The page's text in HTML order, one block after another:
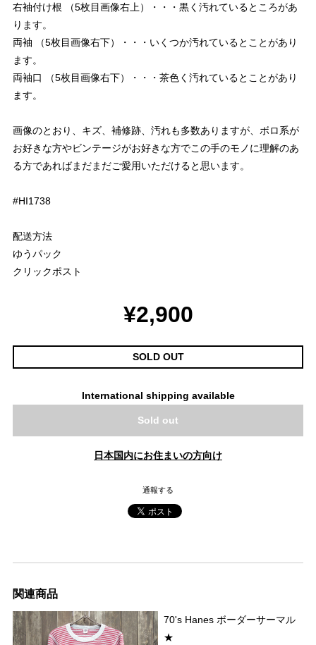
右袖付け根 （5枚目画像右上）・・・黒く汚れているところがあ
ります。
両袖 （5枚目画像右下）・・・いくつか汚れているとことがあり
ます。
両袖口 （5枚目画像右下）・・・茶色く汚れているとことがあり
ます。
画像のとおり、キズ、補修跡、汚れも多数ありますが、ボロ系が
お好きな方やビンテージがお好きな方でこの手のモノに理解のあ
る方であればまだまだご愛用いただけると思います。
#HI1738
配送方法
ゆうパック
クリックポスト
¥2,900
SOLD OUT
International shipping available
Sold out
日本国内にお住まいの方向け
通報する
関連商品
70's Hanes ボーダーサーマル
★